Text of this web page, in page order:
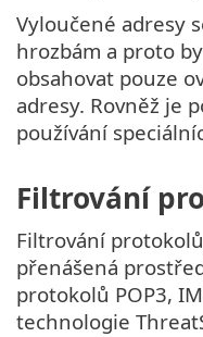
Vyloučené adresy
hrozbám a proto
obsahovat pouze
adresy. Rovněž je
používání
Filtrování
Filtrování
přenášená
protokolů POP3,
technologie